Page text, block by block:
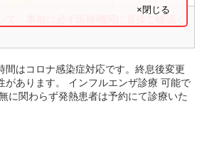
て、事前に必ず医療機関に直接ご確認く
×閉じる
間はコロナ感染症対応です。終息後変更
があります。 インフルエンザ診療 可能で
に関わらず発熱患者は予約にて診療いた